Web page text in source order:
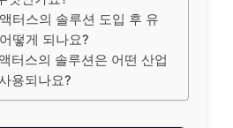
터스의 솔루션 도입 후 유
떻게 되나요?
터스의 솔루션은 어떤 산업
용되나요?